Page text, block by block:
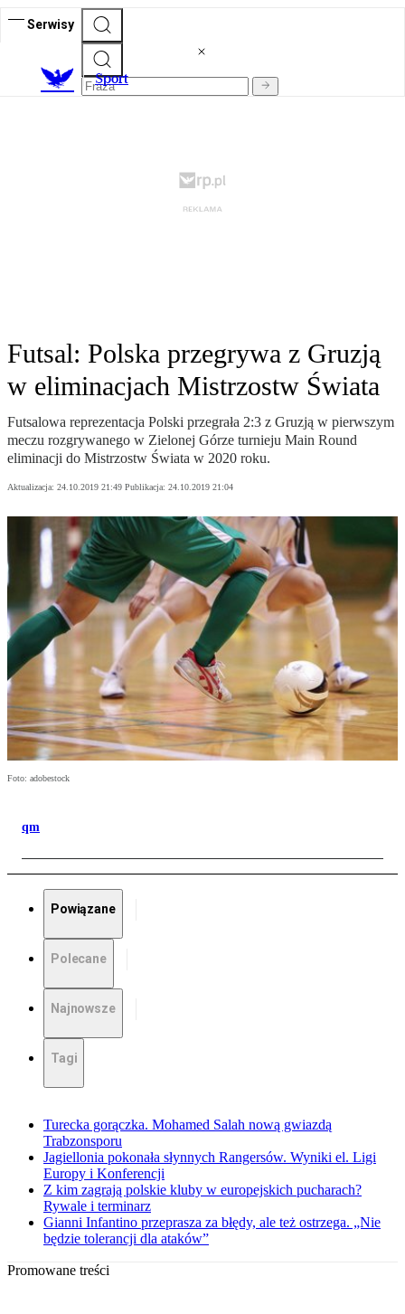
Serwisy
Sport
Futsal: Polska przegrywa z Gruzją
w eliminacjach Mistrzostw Świata
Futsalowa reprezentacja Polski przegrała 2:3 z Gruzją w pierwszym
meczu rozgrywanego w Zielonej Górze turnieju Main Round
eliminacji do Mistrzostw Świata w 2020 roku.
Aktualizacja: 24.10.2019 21:49 Publikacja: 24.10.2019 21:04
Foto: adobestock
qm
Powiązane
Polecane
Najnowsze
Tagi
Turecka gorączka. Mohamed Salah nową gwiazdą
Trabzonsporu
Jagiellonia pokonała słynnych Rangersów. Wyniki el. Ligi
Europy i Konferencji
Z kim zagrają polskie kluby w europejskich pucharach?
Rywale i terminarz
Gianni Infantino przeprasza za błędy, ale też ostrzega. „Nie
będzie tolerancji dla ataków”
Promowane treści